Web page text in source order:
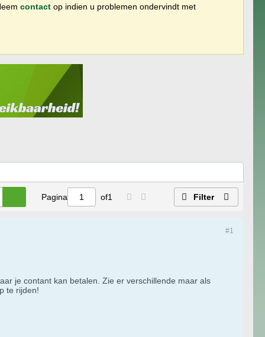
contact op indien u problemen ondervindt met
Pagina of1 Filter
#1
je contant kan betalen. Zie er verschillende maar als
te rijden!